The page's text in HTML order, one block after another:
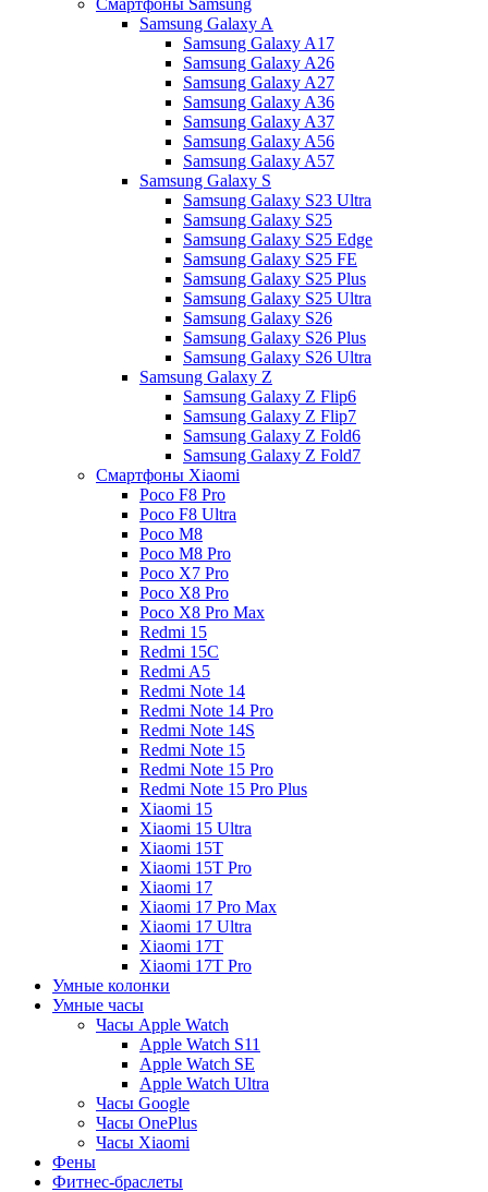
Смартфоны Samsung
Samsung Galaxy A
Samsung Galaxy A17
Samsung Galaxy A26
Samsung Galaxy A27
Samsung Galaxy A36
Samsung Galaxy A37
Samsung Galaxy A56
Samsung Galaxy A57
Samsung Galaxy S
Samsung Galaxy S23 Ultra
Samsung Galaxy S25
Samsung Galaxy S25 Edge
Samsung Galaxy S25 FE
Samsung Galaxy S25 Plus
Samsung Galaxy S25 Ultra
Samsung Galaxy S26
Samsung Galaxy S26 Plus
Samsung Galaxy S26 Ultra
Samsung Galaxy Z
Samsung Galaxy Z Flip6
Samsung Galaxy Z Flip7
Samsung Galaxy Z Fold6
Samsung Galaxy Z Fold7
Смартфоны Xiaomi
Poco F8 Pro
Poco F8 Ultra
Poco M8
Poco M8 Pro
Poco X7 Pro
Poco X8 Pro
Poco X8 Pro Max
Redmi 15
Redmi 15C
Redmi A5
Redmi Note 14
Redmi Note 14 Pro
Redmi Note 14S
Redmi Note 15
Redmi Note 15 Pro
Redmi Note 15 Pro Plus
Xiaomi 15
Xiaomi 15 Ultra
Xiaomi 15T
Xiaomi 15T Pro
Xiaomi 17
Xiaomi 17 Pro Max
Xiaomi 17 Ultra
Xiaomi 17T
Xiaomi 17T Pro
Умные колонки
Умные часы
Часы Apple Watch
Apple Watch S11
Apple Watch SE
Apple Watch Ultra
Часы Google
Часы OnePlus
Часы Xiaomi
Фены
Фитнес-браслеты